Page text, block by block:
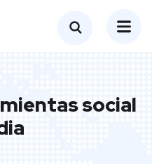
social